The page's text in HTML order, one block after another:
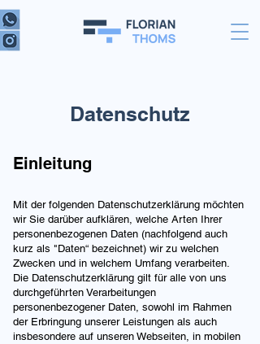
Datenschutz
Einleitung
Mit der folgenden Datenschutzerklärung möchten
wir Sie darüber aufklären, welche Arten Ihrer
personenbezogenen Daten (nachfolgend auch
kurz als "Daten“ bezeichnet) wir zu welchen
Zwecken und in welchem Umfang verarbeiten.
Die Datenschutzerklärung gilt für alle von uns
durchgeführten Verarbeitungen
personenbezogener Daten, sowohl im Rahmen
der Erbringung unserer Leistungen als auch
insbesondere auf unseren Webseiten, in mobilen